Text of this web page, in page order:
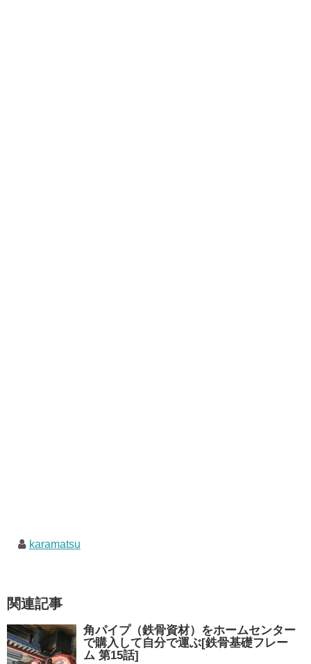
karamatsu
関連記事
角パイプ（鉄骨資材）をホームセンター
で購入して自分で運ぶ[鉄骨基礎フレー
ム 第15話]